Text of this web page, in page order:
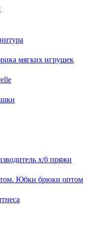
мягких игрушек
х/б пряжи
Юбки брюки оптом